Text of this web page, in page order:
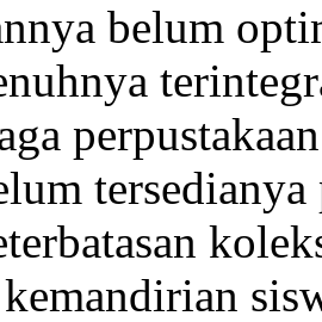
belum
tersedianya